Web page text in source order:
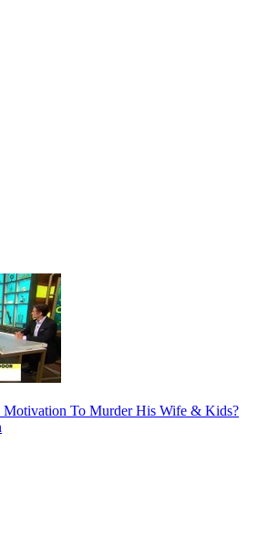
Motivation To Murder His Wife & Kids?